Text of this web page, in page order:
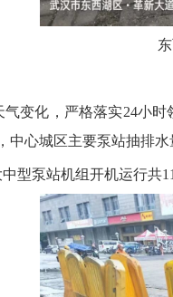
变化，严格落实24小
心城区主要泵站抽排水
型泵站机组开机运行共